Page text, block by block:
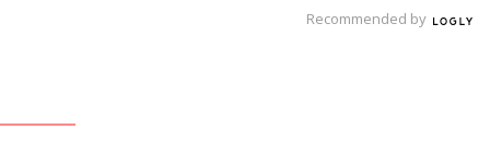
Recommended by